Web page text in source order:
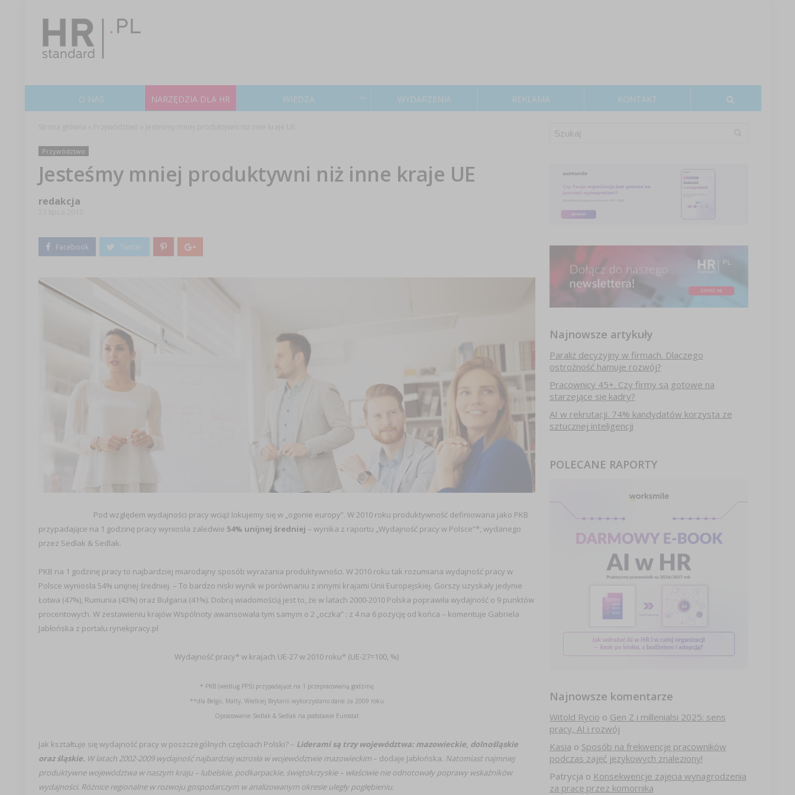
O NAS NARZĘDZIA DLA HR WIEDZA WYDARZENIA REKLAMA KONTAKT
Przywództwo
Jesteśmy mniej produktywni niż inne kraje UE
redakcja
Pod względem wydajności pracy wciąż lokujemy się w „ogonie europy”. W 2010 roku produktywność definiowana jako PKB
przypadające na 1 godzinę pracy wyniosła zaledwie 54% unijnej średniej – wynika z raportu „Wydajność pracy w Polsce”*, wydanego
przez Sedlak & Sedlak.
PKB na 1 godzinę pracy to najbardziej miarodajny sposób wyrażania produktywności. W 2010 roku tak rozumiana wydajność pracy w
Polsce wyniosła 54% unijnej średniej. – To bardzo niski wynik w porównaniu z innymi krajami Unii Europejskiej. Gorszy uzyskały jedynie
Łotwa (47%), Rumunia (43%) oraz Bułgaria (41%). Dobrą wiadomością jest to, że w latach 2000-2010 Polska poprawiła wydajność o 9 punktów
procentowych. W zestawieniu krajów Wspólnoty awansowała tym samym o 2 „oczka” : z 4 na 6 pozycję od końca – komentuje Gabriela
Jabłońska z portalu rynekpracy.pl
Wydajność pracy* w krajach UE-27 w 2010 roku* (UE-27=100, %)
* PKB (według PPS) przypadające na 1 przepracowaną godzinę
**dla Belgii, Malty, Wielkiej Brytanii wykorzystano dane za 2009 roku
Opracowanie Sedlak & Sedlak na podstawie Eurostat
Jak kształtuje się wydajność pracy w poszczególnych częściach Polski? – Liderami są trzy województwa: mazowieckie, dolnośląskie
oraz śląskie. W latach 2002-2009 wydajność najbardziej wzrosła w województwie mazowieckim– dodaje Jabłońska. Natomiast najmniej
produktywne województwa w naszym kraju – lubelskie, podkarpackie, świętokrzyskie – właściwie nie odnotowały poprawy wskaźników
wydajności. Różnice regionalne w rozwoju gospodarczym w analizowanym okresie uległy pogłębieniu.
Najnowsze artykuły
Paraliż decyzyjny w firmach. Dlaczego
ostrożność hamuje rozwój?
Pracownicy 45+. Czy firmy są gotowe na
starzejące się kadry?
AI w rekrutacji. 74% kandydatów korzysta ze
sztucznej inteligencji
POLECANE RAPORTY
Najnowsze komentarze
Witold Rycio o Gen Z i millenialsi 2025: sens
pracy, AI i rozwój
Kasia o Sposób na frekwencję pracowników
podczas zajęć językowych znaleziony!
Patrycja o Konsekwencje zajęcia wynagrodzenia
za pracę przez komornika